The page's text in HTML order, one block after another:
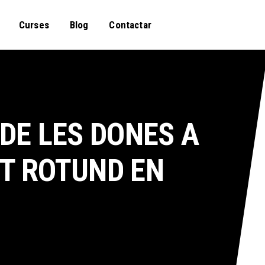
Curses Blog Contactar
LES DONES A
ROTUND EN